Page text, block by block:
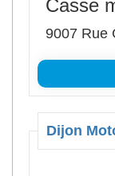
Casse
9007 Rue
Dijon